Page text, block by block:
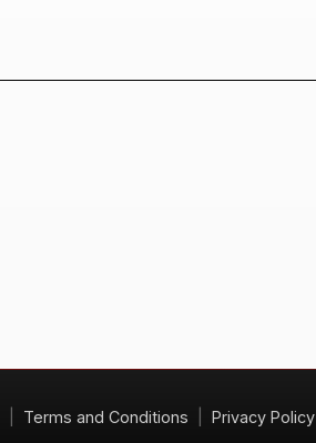
Terms and Conditions Privacy Policy